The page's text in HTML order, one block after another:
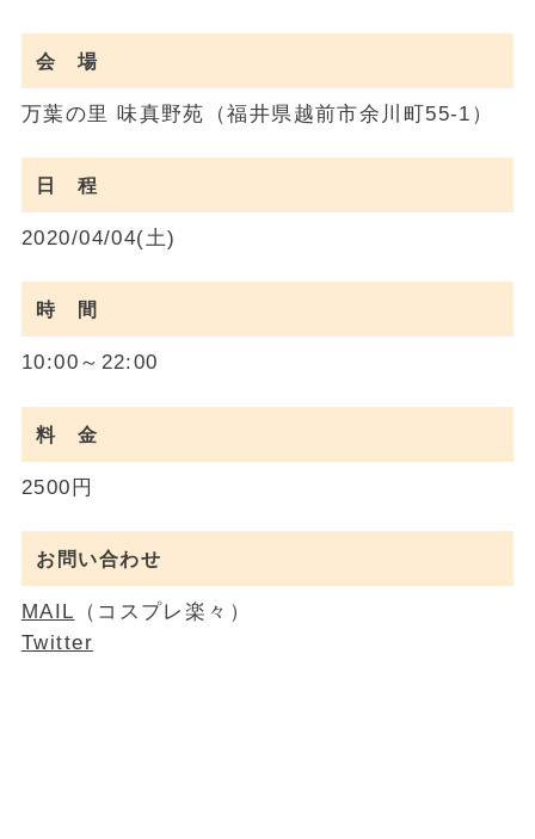
会 場
万葉の里 味真野苑（福井県越前市余川町55-1）
日 程
2020/04/04(土)
時 間
10:00～22:00
料 金
2500円
お問い合わせ
MAIL （コスプレ楽々）
Twitter